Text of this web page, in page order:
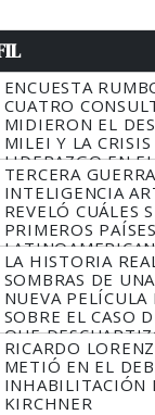
ENCUESTA
CUATRO
MIDIERON EL
MILEI Y LA CRISIS
LIDERAZGO EN
TERCERA
INTELIGENCIA
REVELÓ CUÁLES
PRIMEROS PAÍSES
DERROTADOS
LA HISTORIA
SOMBRAS DE
NUEVA PELÍCULA
SOBRE EL CASO
QUE
MARIDO
RICARDO
METIÓ EN EL
INHABILITACIÓN
KIRCHNER